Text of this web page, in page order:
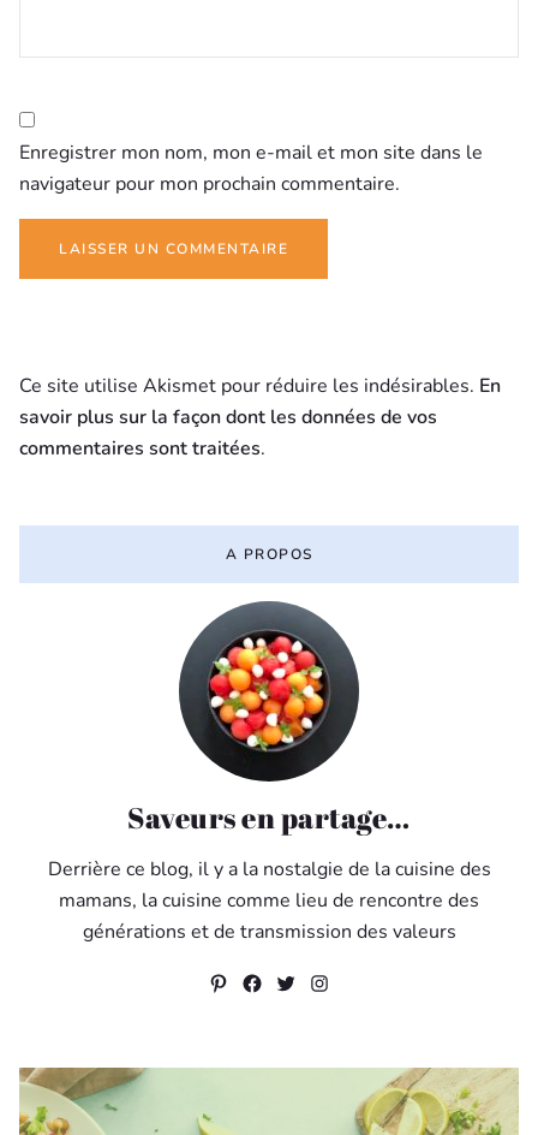
Enregistrer mon nom, mon e-mail et mon site dans le
navigateur pour mon prochain commentaire.
Ce site utilise Akismet pour réduire les indésirables. En
savoir plus sur la façon dont les données de vos
commentaires sont traitées.
A PROPOS
Saveurs en partage…
Derrière ce blog, il y a la nostalgie de la cuisine des
mamans, la cuisine comme lieu de rencontre des
générations et de transmission des valeurs
Pinterest
Facebook
Twitter
Instagram